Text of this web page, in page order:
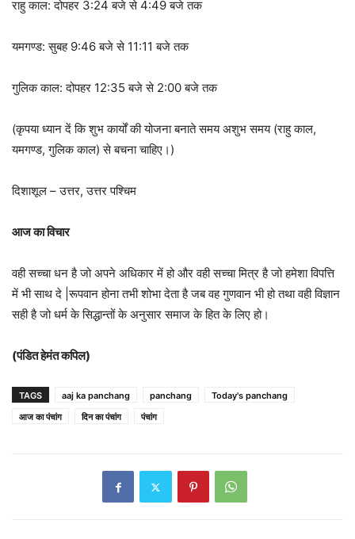
राहु काल: दोपहर 3:24 बजे से 4:49 बजे तक
यमगण्ड: सुबह 9:46 बजे से 11:11 बजे तक
गुलिक काल: दोपहर 12:35 बजे से 2:00 बजे तक
(कृपया ध्यान दें कि शुभ कार्यों की योजना बनाते समय अशुभ समय (राहु काल,
यमगण्ड, गुलिक काल) से बचना चाहिए।)
दिशाशूल – उत्तर, उत्तर पश्चिम
आज का विचार
वही सच्चा धन है जो अपने अधिकार में हो और वही सच्चा मित्र है जो हमेशा विपत्ति
में भी साथ दे |रूपवान होना तभी शोभा देता है जब वह गुणवान भी हो तथा वही विज्ञान
सही है जो धर्म के सिद्धान्तों के अनुसार समाज के हित के लिए हो।
(पंडित हेमंत कपिल)
TAGS aaj ka panchang panchang
Today's panchang
आज का पंचांग
दिन का पंचांग पंचांग